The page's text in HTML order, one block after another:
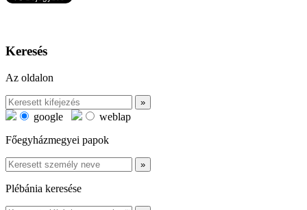
Keresés
Az oldalon
google
weblap
Főegyházmegyei papok
Plébánia keresése